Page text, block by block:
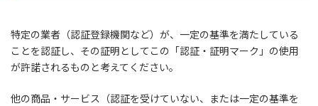
特定の業者（認証登録機関など）が、一定の基準を満たしている
ことを認証し、その証明としてこの「認証・証明マーク」の使用
が許諾されるものと考えてください。
他の商品・サービス（認証を受けていない、または一定の基準を